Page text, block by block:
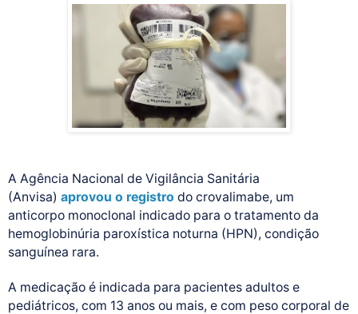
A Agência Nacional de Vigilância Sanitária
(Anvisa) aprovou o registro do crovalimabe, um
anticorpo monoclonal indicado para o tratamento da
hemoglobinúria paroxística noturna (HPN), condição
sanguínea rara.
A medicação é indicada para pacientes adultos e
pediátricos, com 13 anos ou mais, e com peso corporal de